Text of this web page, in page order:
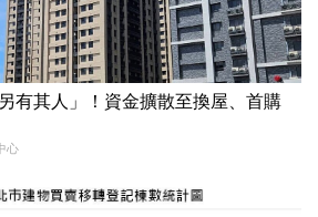
有其人」！資金擴散至換屋、首購
心